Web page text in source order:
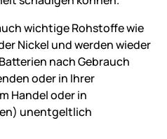
wichtige Rohstoffe wie
Nickel und werden wieder
nach Gebrauch
oder in Ihrer
Handel oder in
unentgeltlich